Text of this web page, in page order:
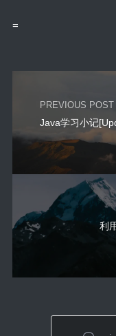
=
PREVIOUS POST
Java学习小记
利